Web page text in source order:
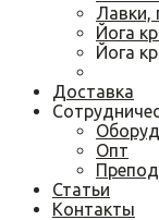
Лавки,
Йога
Йога
Доставка
Опт
Статьи
Контакты